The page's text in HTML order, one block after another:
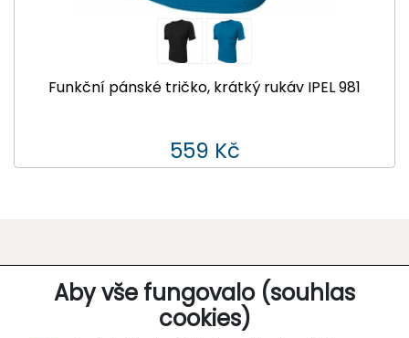
Aby vše fungovalo (souhlas
cookies)
Funkční pánské tričko, krátký rukáv IPEL 981
559 Kč
O SPOLEČNOSTI